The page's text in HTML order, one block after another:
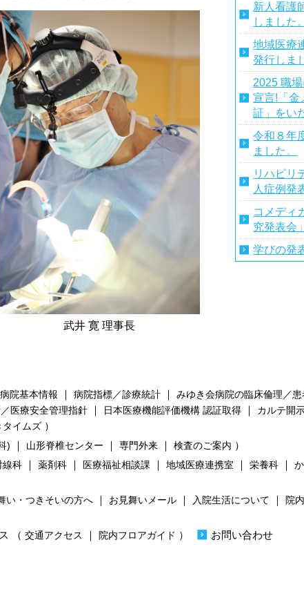
武井 寛 理事長
新人看護
しました。
地域医療
発行しま
2025 職
宣言!「金
証」をい
令和８年
ました。
リハビリ
人症例発
コメディ
究発表会」
学びの発
病院基本情報 ｜ 病院指標／診療統計 ｜ みゆき会病院の臨床倫理／
医療安全管理指針 ｜ 日本医療機能評価機構 認証取得 ｜ カルテ開
タイムズ ）
) ｜ 山形脊椎センター ｜ 専門外来 ｜ 検査のご案内 ）
線科 ｜ 薬剤科 ｜ 医療福祉相談課 ｜ 地域医療連携室 ｜ 栄養科 ｜
い・つきそいの方へ ｜ お見舞いメール ｜ 入院生活について ｜ 院
（ 交通アクセス ｜ 院内フロアガイド ） お問い合わせ